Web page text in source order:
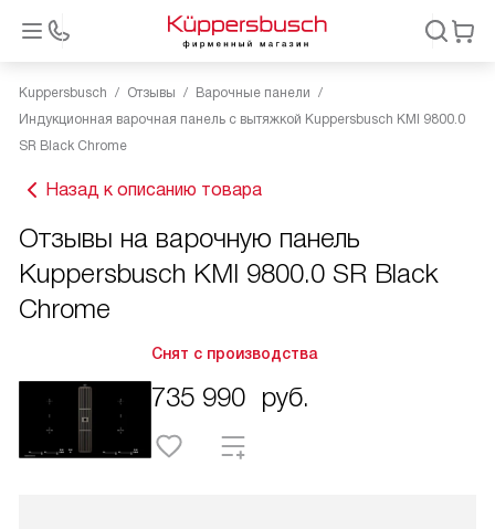
Kuppersbusch Отзывы
Варочные панели
Индукционная варочная панель с вытяжкой Kuppersbusch KMI 9800.0
SR Black Chrome
Назад к описанию товара
Отзывы на варочную панель
Kuppersbusch KMI 9800.0 SR Black
Chrome
Снят с производства
735 990 руб.